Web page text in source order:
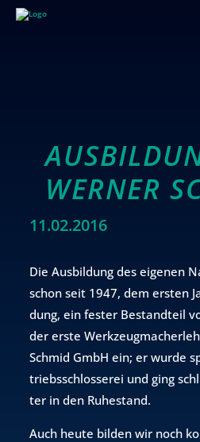
WERNER
11.02.2016
Die Aus­bil­dung des ei­ge­nen
schon seit 1947, dem ers­ten
dung, ein fes­ter Be­stand­teil
der erste
Schmid GmbH ein; er wurde
triebs­schlos­se­rei und ging
ter in den Ru­he­stand.
Auch heute bil­den wir noch